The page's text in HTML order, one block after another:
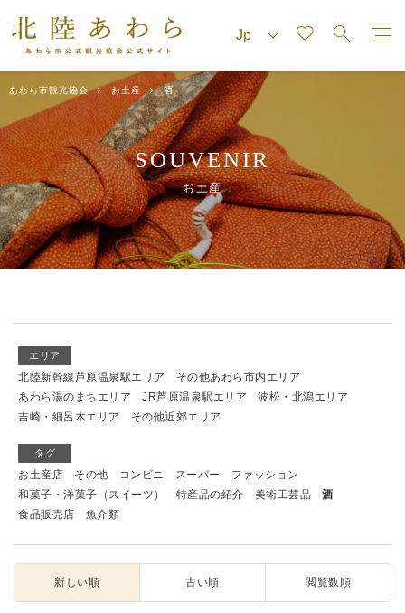
あわら市観光協会 お土産 酒
SOUVENIR
お土産
エリア
北陸新幹線芦原温泉駅エリア
その他あわら市内エリア
あわら湯のまちエリア
JR芦原温泉駅エリア
波松・北潟エリア
吉崎・細呂木エリア
その他近郊エリア
タグ
お土産店 その他 コンビニ スーパー
ファッション
和菓子・洋菓子（スイーツ）
特産品の紹介 美術工芸品
酒
食品販売店
魚介類
新しい順 古い順 閲覧数順